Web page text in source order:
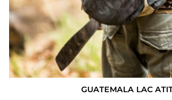
GUATEMALA LAC